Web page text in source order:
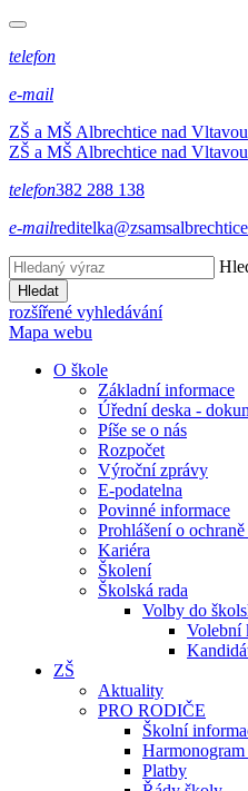
telefon
e-mail
ZŠ a MŠ Albrechtice nad Vltavou
ZŠ a MŠ Albrechtice nad Vltavou
telefon382 288 138
e-mail
Hledat
rozšířené vyhledávání
Mapa webu
O škole
Základní informace
Úřední deska -
Píše se o nás
Rozpočet
Výroční zprávy
E-podatelna
Povinné informace
Prohlášení o
Kariéra
Školení
Školská rada
Volby do
Volební
ZŠ
Aktuality
PRO RODIČE
Školní
Platby